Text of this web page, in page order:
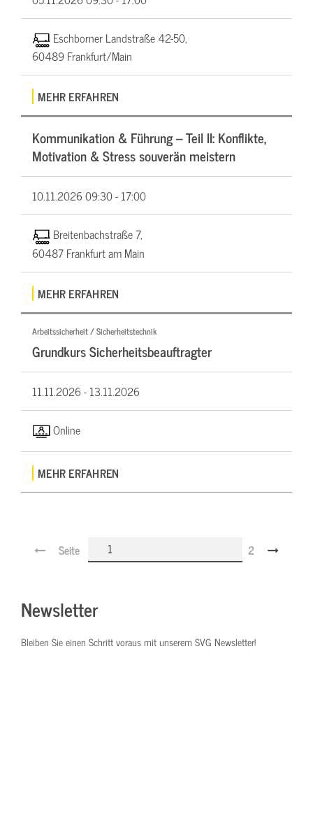
Eschborner Landstraße 42-50,
60489 Frankfurt/Main
MEHR ERFAHREN
Kommunikation & Führung – Teil II: Konflikte,
Motivation & Stress souverän meistern
10.11.202609:30 - 17:00
Breitenbachstraße 7,
60487 Frankfurt am Main
MEHR ERFAHREN
Arbeitssicherheit / Sicherheitstechnik
Grundkurs Sicherheitsbeauftragter
11.11.2026 -13.11.2026
Online
MEHR ERFAHREN
Seite 2
Newsletter
Bleiben Sie einen Schritt voraus mit unserem SVG Newsletter!